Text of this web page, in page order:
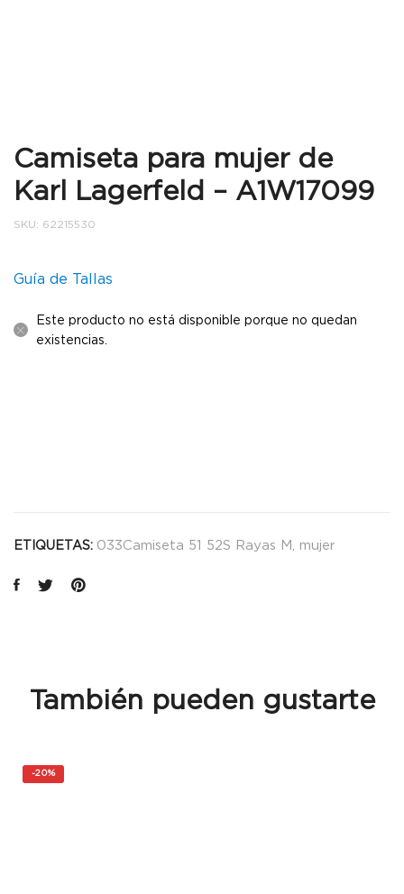
Camiseta para mujer de
Karl Lagerfeld – A1W17099
SKU: 62215530
Guía de Tallas
Este producto no está disponible porque no quedan
existencias.
ETIQUETAS: 033Camiseta 51 52S Rayas M mujer
También pueden gustarte
-20%